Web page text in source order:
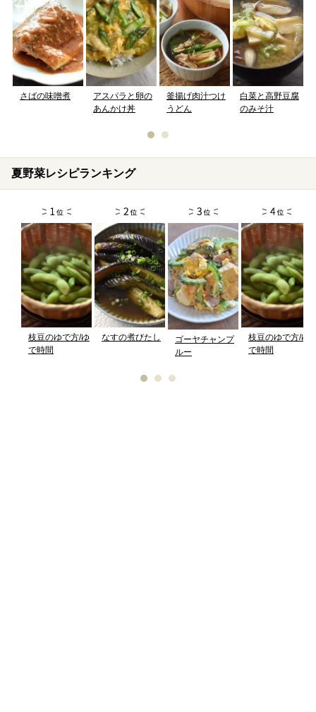
さばの味噌煮
アスパラと卵の
あんかけ丼
釜揚げ肉汁つけ
うどん
白菜と高野豆腐
のみそ汁
夏野菜レシピランキング
枝豆のゆで方/ゆ
で時間
なすの煮びたし
ゴーヤチャンプ
ルー
枝豆のゆで方/ゆ
で時間